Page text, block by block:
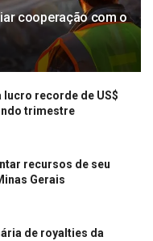
cooperação com o
recorde de US$
trimestre
recursos de seu
Gerais
de royalties da